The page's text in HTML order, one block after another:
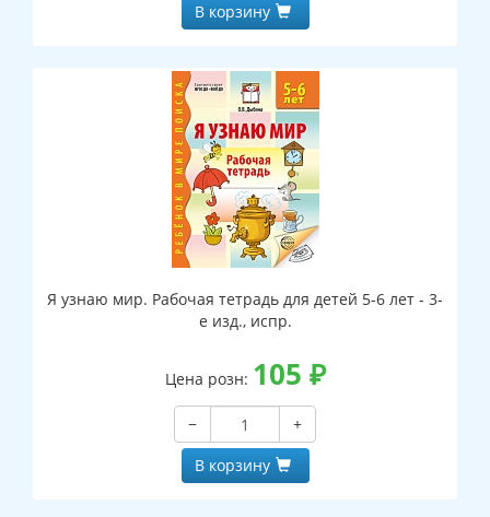
В корзину
Я узнаю мир. Рабочая тетрадь для детей 5-6 лет - 3-
е изд., испр.
Цена розн: 105 ₽
−
+
В корзину